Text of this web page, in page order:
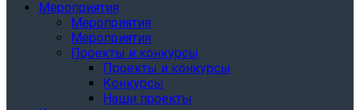
Мероприятия
Мероприятия
Мероприятия
Проекты и конкурсы
Проекты и конкурсы
Конкурсы
Наши проекты